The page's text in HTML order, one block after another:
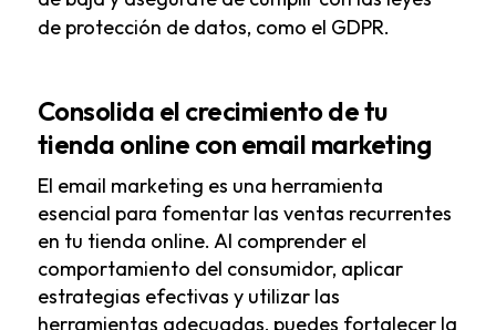
de protección de datos, como el GDPR.
Consolida el crecimiento de tu
tienda online con email marketing
El email marketing es una herramienta
esencial para fomentar las ventas recurrentes
en tu tienda online. Al comprender el
comportamiento del consumidor, aplicar
estrategias efectivas y utilizar las
herramientas adecuadas, puedes fortalecer la